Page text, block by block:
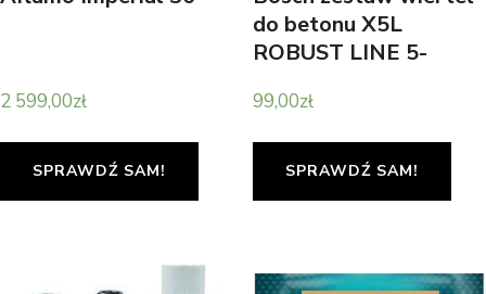
2 599,00zł
SPRAWDŹ SAM!
do betonu X5L
ROBUST LINE 5-
2608585073
99,00zł
SPRAWDŹ SAM!